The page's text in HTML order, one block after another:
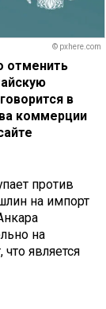
© pxhere.com
отменить
в
коммерции
против
на импорт
на
является